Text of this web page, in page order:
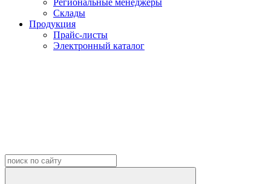
Склады
Продукция
Прайс-листы
Электронный каталог